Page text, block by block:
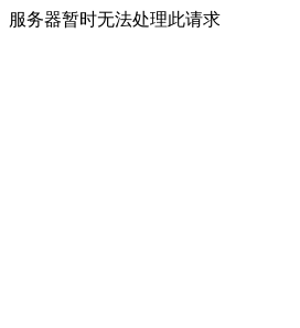
服务器暂时无法处理此请求